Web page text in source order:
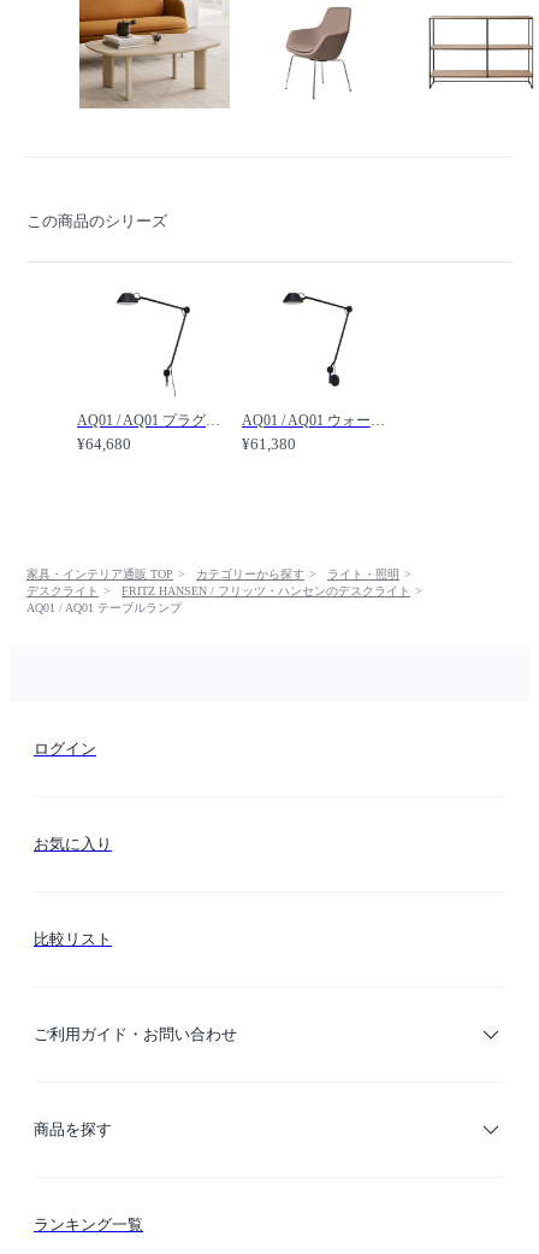
この商品のシリーズ
AQ01 / AQ01 プラグインタイプ /
¥64,680
AQ01 / AQ01 ウォールランプ /
¥61,380
家具・インテリア通販 TOP カテゴリーから探す
ライト・照明
デスクライト
FRITZ HANSEN / フリッツ・ハンセンのデスクライト
AQ01 / AQ01 テーブルランプ
ログイン
お気に入り
比較リスト
ご利用ガイド・お問い合わせ
ご利用ガイド
商品を探す
カテゴリー検索
ランキング一覧